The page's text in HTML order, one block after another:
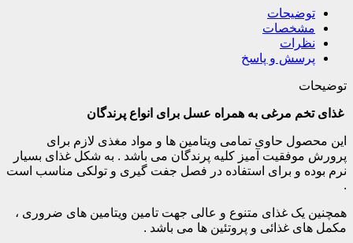
توضیحات
مشخصات
نظرات
پرسش و پاسخ
توضیحات
غذا ی تخم مرغی به همراه عسل برای انواع پرندگان
این محصول حاوی تمامی ویتامین ها و مواد مغذی لازم برای
پرورش موفقیت آمیز کلیه پرندگان می باشد . به شکل غذای بسیار
نرم بوده و برای استفاده در فصل جفت گیری و تولکی مناسب است
.
همچنین یک غذای متنوع و عالی جهت تامین ویتامین های ضروری ،
مکمل های غذائی و پروتئین ها می باشد .